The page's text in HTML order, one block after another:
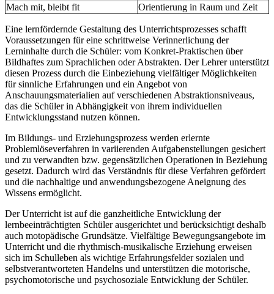
Mach mit, bleibt fit
Orientierung in Raum und Zeit
Eine lernfördernde Gestaltung des Unterrichtsprozesses schafft
Voraussetzungen für eine schrittweise Verinnerlichung der
Lerninhalte durch die Schüler: vom Konkret-Praktischen über
Bildhaftes zum Sprachlichen oder Abstrakten. Der Lehrer unterstützt
diesen Prozess durch die Einbeziehung vielfältiger Möglichkeiten
für sinnliche Erfahrungen und ein Angebot von
Anschauungsmaterialien auf verschiedenen Abstraktionsniveaus,
das die Schüler in Abhängigkeit von ihrem individuellen
Entwicklungsstand nutzen können.
Im Bildungs- und Erziehungsprozess werden erlernte
Problemlöseverfahren in variierenden Aufgabenstellungen gesichert
und zu verwandten bzw. gegensätzlichen Operationen in Beziehung
gesetzt. Dadurch wird das Verständnis für diese Verfahren gefördert
und die nachhaltige und anwendungsbezogene Aneignung des
Wissens ermöglicht.
Der Unterricht ist auf die ganzheitliche Entwicklung der
lernbeeinträchtigten Schüler ausgerichtet und berücksichtigt deshalb
auch motopädische Grundsätze. Vielfältige Bewegungsangebote im
Unterricht und die rhythmisch-musikalische Erziehung erweisen
sich im Schulleben als wichtige Erfahrungsfelder sozialen und
selbstverantworteten Handelns und unterstützen die motorische,
psychomotorische und psychosoziale Entwicklung der Schüler.